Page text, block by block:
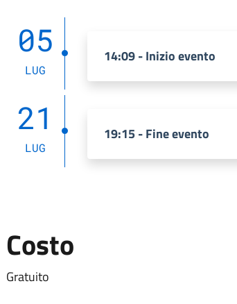
05
LUG
14:09 - Inizio evento
21
LUG
19:15 - Fine evento
Costo
Gratuito